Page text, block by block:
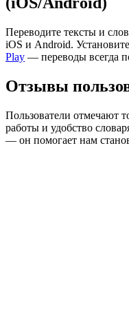
Переводите тексты и
iOS и Android.
Play — переводы всегда
Отзывы
Пользователи отмечают
работы и удобство
— он помогает нам